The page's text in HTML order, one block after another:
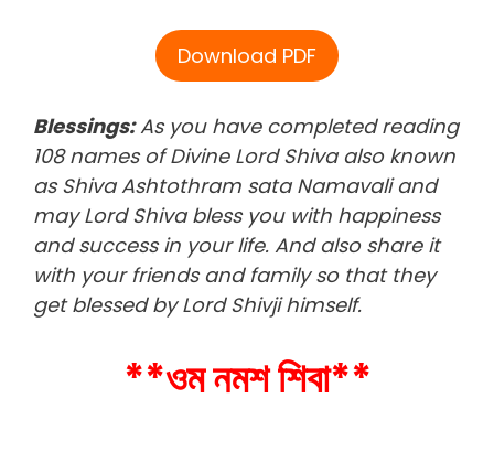
Download PDF
Blessings:As you have completed reading
108 names of Divine Lord Shiva also known
as Shiva Ashtothram sata Namavali and
may Lord Shiva bless you with happiness
and success in your life. And also share it
with your friends and family so that they
get blessed by Lord Shivji himself.
**ওম নমশ শিবা**